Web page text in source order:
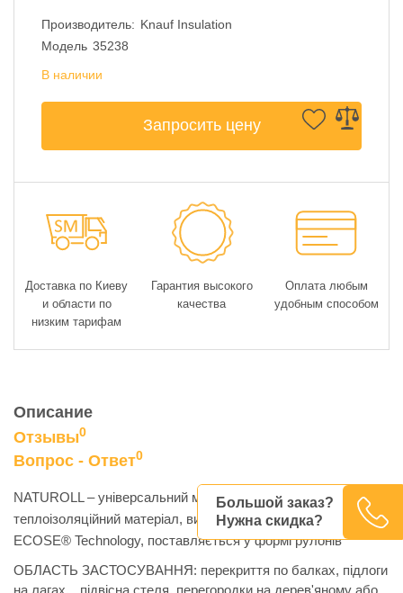
Производитель: Knauf Insulation
Модель 35238
В наличии
Запросить цену
Большой заказ?
Нужна скидка?
Доставка по Киеву
и области по
низким тарифам
Гарантия высокого
качества
Оплата любым
удобным способом
Описание
Отзывы0
Вопрос - Ответ0
NATUROLL – універсальний мінераловатний
теплоізоляційний матеріал, виготовлений із застосуванням
ECOSE® Technology, поставляється у формі рулонів
ОБЛАСТЬ ЗАСТОСУВАННЯ: перекриття по балках, підлоги
на лагах, підвісна стеля, перегородки на дерев'яному або